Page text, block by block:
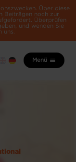
Über diese
Beiträgen noch zur
Überprüfen
und wenden Sie
uns.
Menü